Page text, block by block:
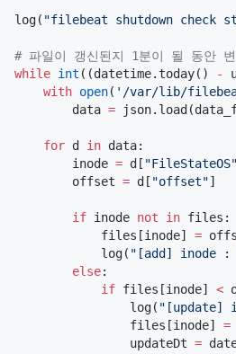
log( "filebeat shutdown check
# 파일이 갱신된지 1분이 될 동안
while int ((datetime.today() -
with open( ' /var/lib/
        data
=
for d in data:
        inode
= d[ "FileStateOS"
        offset
= d[ "offset"]
if inode not in files:
            files[inode]
=
            log(
" [add] inode :
else:
if files[inode] <
                log(
" [update]
                files[inode]
=
                updateDt
=